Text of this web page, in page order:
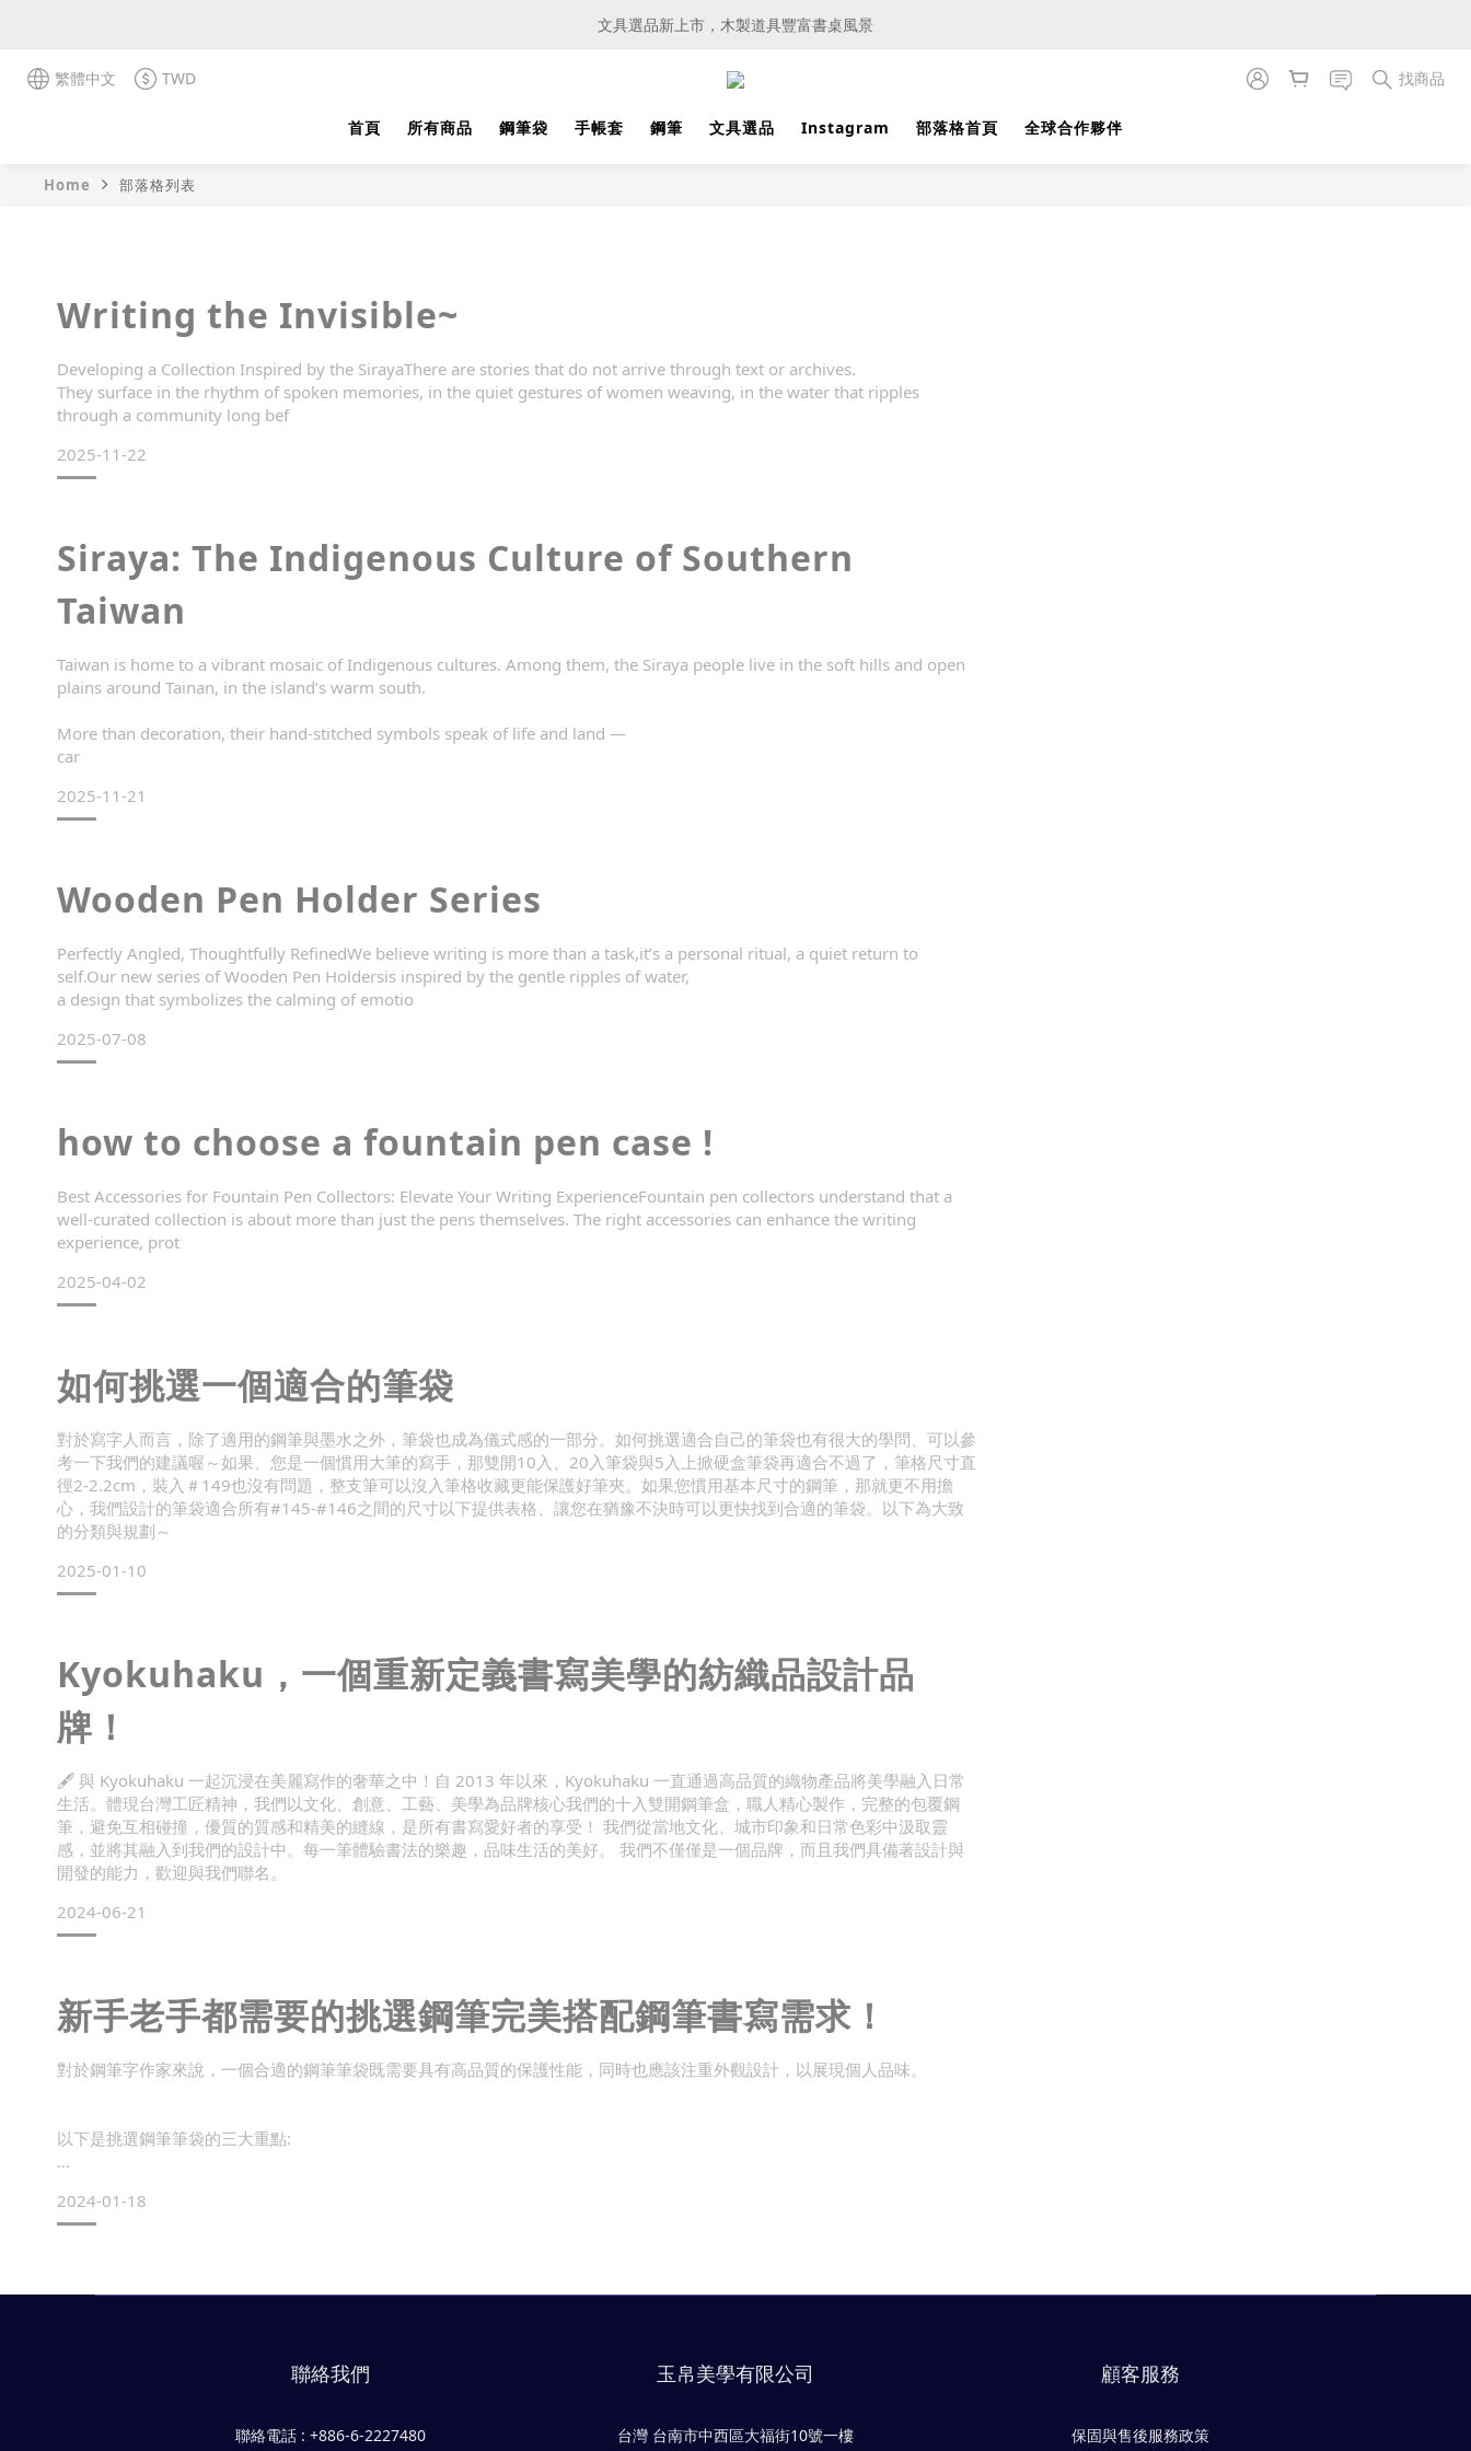
文具選品新上市，木製道具豐富書桌風景
繁體中文 TWD 找商品
首頁 所有商品 鋼筆袋 手帳套 鋼筆 文具選品 Instagram 部落格首頁 全球合作夥伴
Home 部落格列表
Writing the Invisible~
Developing a Collection Inspired by the SirayaThere are stories that do not arrive through text or archives.
They surface in the rhythm of spoken memories, in the quiet gestures of women weaving, in the water that ripples
through a community long bef
2025-11-22
Siraya: The Indigenous Culture of Southern
Taiwan
Taiwan is home to a vibrant mosaic of Indigenous cultures. Among them, the Siraya people live in the soft hills and open
plains around Tainan, in the island’s warm south.
More than decoration, their hand-stitched symbols speak of life and land —
car
2025-11-21
Wooden Pen Holder Series
Perfectly Angled, Thoughtfully RefinedWe believe writing is more than a task,it’s a personal ritual, a quiet return to
self.Our new series of Wooden Pen Holdersis inspired by the gentle ripples of water,
a design that symbolizes the calming of emotio
2025-07-08
how to choose a fountain pen case !
Best Accessories for Fountain Pen Collectors: Elevate Your Writing ExperienceFountain pen collectors understand that a
well-curated collection is about more than just the pens themselves. The right accessories can enhance the writing
experience, prot
2025-04-02
如何挑選一個適合的筆袋
對於寫字人而言，除了適用的鋼筆與墨水之外，筆袋也成為儀式感的一部分。如何挑選適合自己的筆袋也有很大的學問、可以參
考一下我們的建議喔～如果、您是一個慣用大筆的寫手，那雙開10入、20入筆袋與5入上掀硬盒筆袋再適合不過了，筆格尺寸直
徑2-2.2cm，裝入＃149也沒有問題，整支筆可以沒入筆格收藏更能保護好筆夾。如果您慣用基本尺寸的鋼筆，那就更不用擔
心，我們設計的筆袋適合所有#145-#146之間的尺寸以下提供表格、讓您在猶豫不決時可以更快找到合適的筆袋。以下為大致
的分類與規劃～
2025-01-10
Kyokuhaku，一個重新定義書寫美學的紡織品設計品
牌！
🖋️ 與 Kyokuhaku 一起沉浸在美麗寫作的奢華之中！自 2013 年以來，Kyokuhaku 一直通過高品質的織物產品將美學融入日常
生活。體現台灣工匠精神，我們以文化、創意、工藝、美學為品牌核心我們的十入雙開鋼筆盒，職人精心製作，完整的包覆鋼
筆，避免互相碰撞，優質的質感和精美的縫線，是所有書寫愛好者的享受！ 我們從當地文化、城市印象和日常色彩中汲取靈
感，並將其融入到我們的設計中。每一筆體驗書法的樂趣，品味生活的美好。 我們不僅僅是一個品牌，而且我們具備著設計與
開發的能力，歡迎與我們聯名。
2024-06-21
新手老手都需要的挑選鋼筆完美搭配鋼筆書寫需求！
對於鋼筆字作家來說，一個合適的鋼筆筆袋既需要具有高品質的保護性能，同時也應該注重外觀設計，以展現個人品味。
以下是挑選鋼筆筆袋的三大重點:
對於愛惜鋼筆而言，筆袋的保護性能是首要考慮的因素。優質的鋼筆筆袋應該選擇具有耐磨、防水功能的材質，確保鋼筆在攜帶
此外，堅固的拉鍊和厚實的衬裡也能有效提升筆袋的耐用性，讓您的鋼筆得到全方位的呵護。
十入橫式丹寧手提鋼筆袋 (kyokuhaku.com)
2024-01-18
聯絡我們
聯絡電話 : +886-6-2227480
玉帛美學有限公司
台灣 台南市中西區大福街10號一樓
顧客服務
保固與售後服務政策